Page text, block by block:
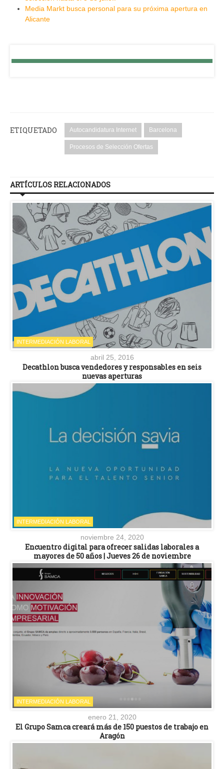
Media Markt busca personal para su próxima apertura en
Alicante
ETIQUETADO Autocandidatura Internet Barcelona
Procesos de Selección Ofertas
ARTÍCULOS RELACIONADOS
INTERMEDIACIÓN LABORAL
abril 25, 2016
Decathlon busca vendedores y responsables en seis
nuevas aperturas
INTERMEDIACIÓN LABORAL
noviembre 24, 2020
Encuentro digital para ofrecer salidas laborales a
mayores de 50 años | Jueves 26 de noviembre
INTERMEDIACIÓN LABORAL
enero 21, 2020
El Grupo Samca creará más de 150 puestos de trabajo en
Aragón